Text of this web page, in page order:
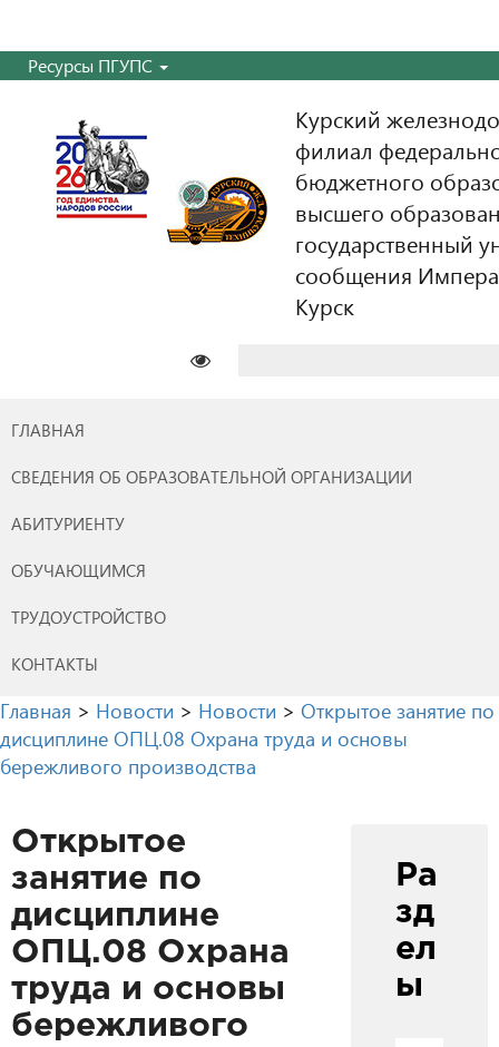
Ресурсы ПГУПС
Курский
филиал
бюджетного
высшего
государственный
сообщения
Курск
ГЛАВНАЯ
СВЕДЕНИЯ ОБ ОБРАЗОВАТЕЛЬНОЙ ОРГАНИЗАЦИИ
АБИТУРИЕНТУ
ОБУЧАЮЩИМСЯ
ТРУДОУСТРОЙСТВО
КОНТАКТЫ
Главная > Новости > Новости > Открытое занятие по
дисциплине ОПЦ.08 Охрана труда и основы
бережливого производства
Открытое
занятие по
дисциплине
ОПЦ.08 Охрана
труда и основы
бережливого
Ра
зд
ел
ы